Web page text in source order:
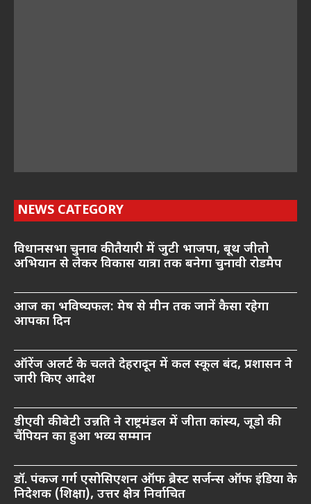
NEWS CATEGORY
विधानसभा चुनाव की तैयारी में जुटी भाजपा, बूथ जीतो
अभियान से लेकर विकास यात्रा तक बनेगा चुनावी रोडमैप
आज का भविष्यफल: मेष से मीन तक जानें कैसा रहेगा
आपका दिन
ऑरेंज अलर्ट के चलते देहरादून में कल स्कूल बंद, प्रशासन ने
जारी किए आदेश
डीएवी की बेटी उन्नति ने राष्ट्रमंडल में जीता कांस्य, जूडो की
चैंपियन का हुआ भव्य सम्मान
डॉ. पंकज गर्ग एसोसिएशन ऑफ ब्रेस्ट सर्जन्स ऑफ इंडिया के
निदेशक (शिक्षा), उत्तर क्षेत्र निर्वाचित